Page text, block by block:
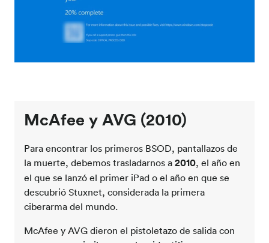
McAfee y AVG (2010)
Para encontrar los primeros BSOD, pantallazos de
la muerte, debemos trasladarnos a 2010, el año en
el que se lanzó el primer iPad o el año en que se
descubrió Stuxnet, considerada la primera
ciberarma del mundo.
McAfee y AVG dieron el pistoletazo de salida con